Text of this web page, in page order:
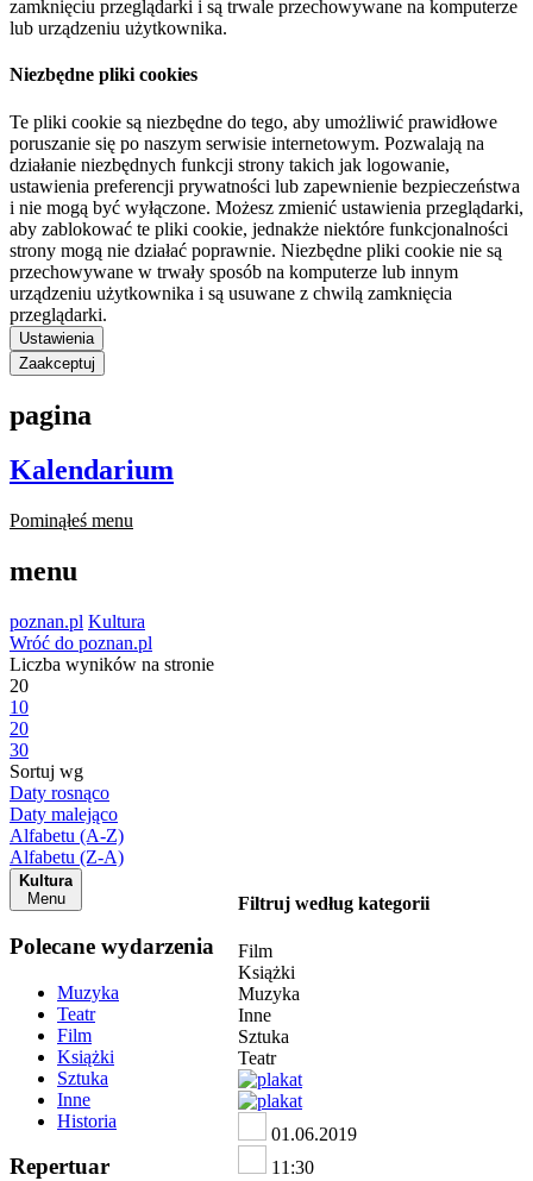
zamknięciu przeglądarki i są trwale przechowywane na komputerze
lub urządzeniu użytkownika.
Niezbędne pliki cookies
Te pliki cookie są niezbędne do tego, aby umożliwić prawidłowe
poruszanie się po naszym serwisie internetowym. Pozwalają na
działanie niezbędnych funkcji strony takich jak logowanie,
ustawienia preferencji prywatności lub zapewnienie bezpieczeństwa
i nie mogą być wyłączone. Możesz zmienić ustawienia przeglądarki,
aby zablokować te pliki cookie, jednakże niektóre funkcjonalności
strony mogą nie działać poprawnie. Niezbędne pliki cookie nie są
przechowywane w trwały sposób na komputerze lub innym
urządzeniu użytkownika i są usuwane z chwilą zamknięcia
przeglądarki.
Ustawienia
Zaakceptuj
pagina
Kalendarium
Pominąłeś menu
menu
poznan.pl Kultura
Wróć do poznan.pl
Liczba wyników na stronie
20
10
20
30
Sortuj wg
Daty rosnąco
Daty malejąco
Alfabetu (A-Z)
Alfabetu (Z-A)
Kultura
Menu
Polecane wydarzenia
Muzyka
Teatr
Film
Książki
Sztuka
Inne
Historia
Repertuar
Filtruj według kategorii
Film
Książki
Muzyka
Inne
Sztuka
Teatr
01.06.2019
11:30